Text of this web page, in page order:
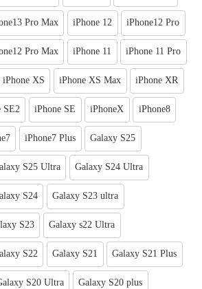
Pro Max iPhone 12 iPhone12 Pro
Pro Max iPhone 11 iPhone 11 Pro
iPhone XS iPhone XS Max iPhone XR
SE2 iPhone SE iPhoneX iPhone8
iPhone7 Plus Galaxy S25
S25 Ultra Galaxy S24 Ultra
S24 Galaxy S23 ultra
S23 Galaxy s22 Ultra
S22 Galaxy S21 Galaxy S21 Plus
S20 Ultra Galaxy S20 plus